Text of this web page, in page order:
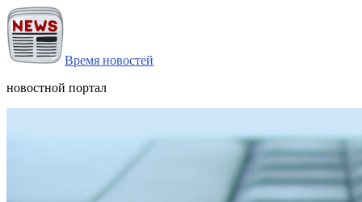
Время новостей
новостной портал